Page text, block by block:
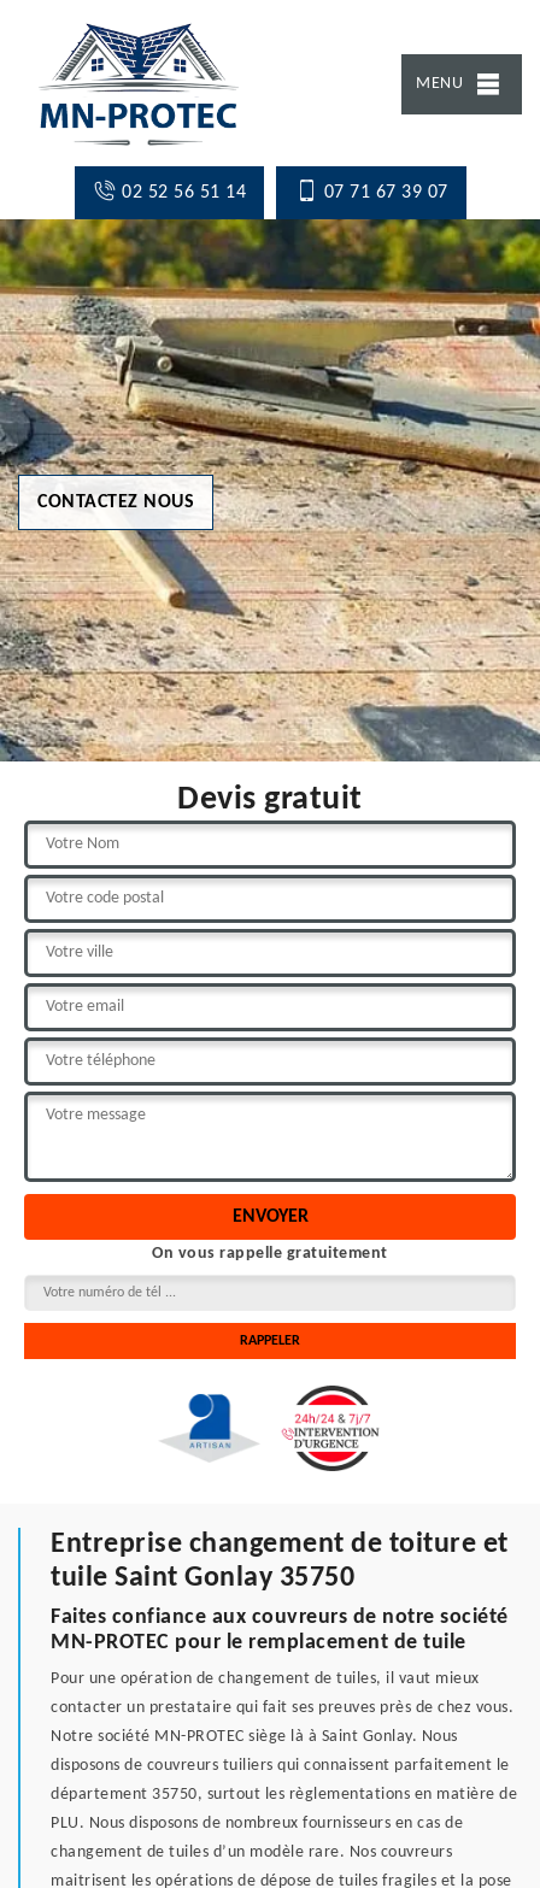
MENU
02 52 56 51 14 07 71 67 39 07
CONTACTEZ NOUS
Devis gratuit
On vous rappelle gratuitement
Entreprise changement de toiture et
tuile Saint Gonlay 35750
Faites confiance aux couvreurs de notre société
MN-PROTEC pour le remplacement de tuile
Pour une opération de changement de tuiles, il vaut mieux
contacter un prestataire qui fait ses preuves près de chez vous.
Notre société MN-PROTEC siège là à Saint Gonlay. Nous
disposons de couvreurs tuiliers qui connaissent parfaitement le
département 35750, surtout les règlementations en matière de
PLU. Nous disposons de nombreux fournisseurs en cas de
changement de tuiles d’un modèle rare. Nos couvreurs
maitrisent les opérations de dépose de tuiles fragiles et la pose